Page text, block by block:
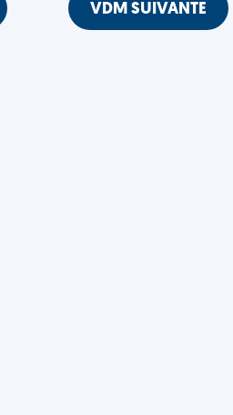
VDM SUIVANTE